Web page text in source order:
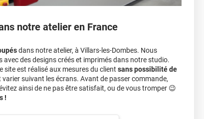
notre atelier en France
dans notre atelier, à Villars-les-Dombes. Nous
des designs créés et imprimés dans notre studio.
est réalisé aux mesures du client sans possibilité de
varier suivant les écrans. Avant de passer commande,
ainsi de ne pas être satisfait, ou de vous tromper 😉
!